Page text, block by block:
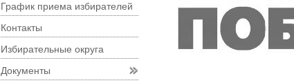
График приема избирателей
Контакты
Избирательные округа
Документы